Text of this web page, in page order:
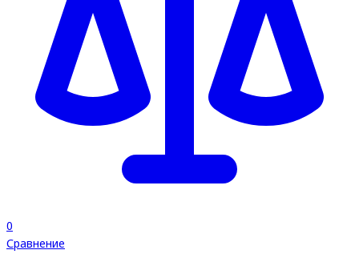
0
Сравнение